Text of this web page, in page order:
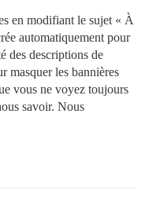
en modifiant le sujet « À
automatiquement pour
des descriptions de
masquer les bannières
vous ne voyez toujours
savoir. Nous